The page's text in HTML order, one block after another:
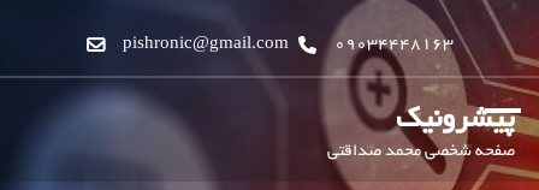
09034448163
pishronic@gmail.com
پیشرونیک
صفحه شخصی محمد صداقتی